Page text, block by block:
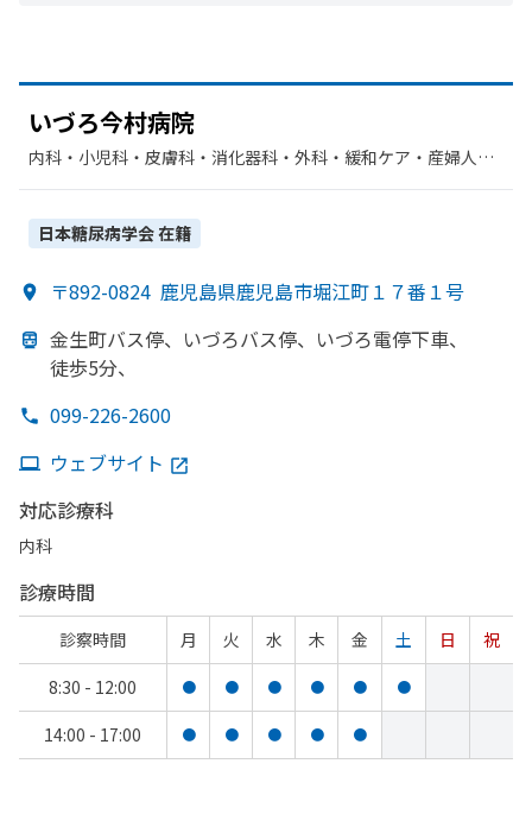
いづろ今村病院
内科・​小児科・​皮膚科・​消化器科・​外科・​緩和ケア・​産婦人
日本糖尿病学会在籍
〒892-0824 鹿児島県鹿児島市堀江町１７番１号
金生町バス停、 いづろバス停、 いづろ電停下車、
徒歩5分、
099-226-2600
ウェブサイト
対応診療科
内科
診療時間
診察時間 月 火 水 木 金 土 日
祝
8:30 - 12:00
● ● ● ● ● ●
14:00 - 17:00 ● ● ● ● ●